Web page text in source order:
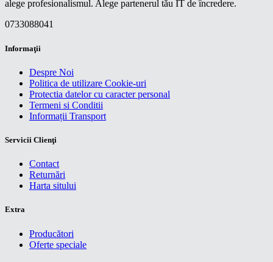
alege profesionalismul. Alege partenerul tău IT de încredere.
0733088041
Informaţii
Despre Noi
Politica de utilizare Cookie-uri
Protectia datelor cu caracter personal
Termeni si Conditii
Informații Transport
Servicii Clienţi
Contact
Returnări
Harta sitului
Extra
Producători
Oferte speciale